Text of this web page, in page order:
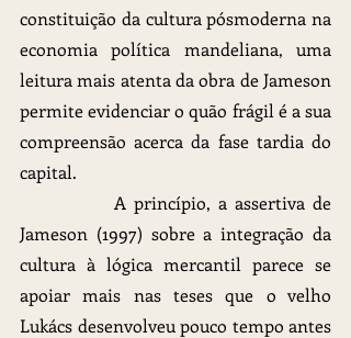
constituição da cultura pósmoderna na
economia política mandeliana, uma
leitura mais atenta da obra de Jameson
permite evidenciar o quão frágil é a sua
compreensão acerca da fase tardia do
capital.
Jameson (1997) sobre a integração da
cultura à lógica mercantil parece se
apoiar mais nas teses que o velho
Lukács desenvolveu pouco tempo antes